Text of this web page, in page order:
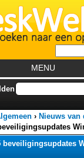
MENU
Foutcodes
Helpdesks
› Nieuws van
beveiligingsupdates